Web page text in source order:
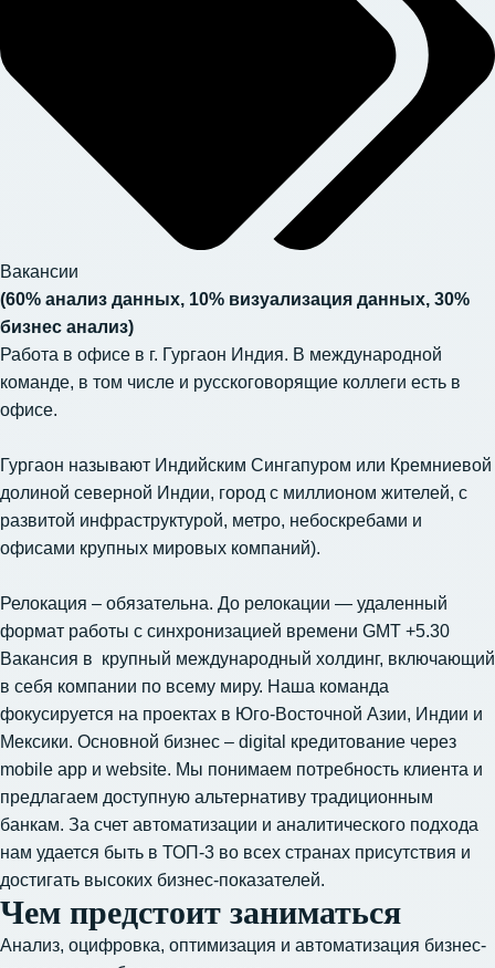
Вакансии
(60% анализ данных, 10% визуализация данных, 30%
бизнес анализ)
Работа в офисе в г. Гургаон Индия. В международной
команде, в том числе и русскоговорящие коллеги есть в
офисе.
Гургаон называют Индийским Сингапуром или Кремниевой
долиной северной Индии, город с миллионом жителей, с
развитой инфраструктурой, метро, небоскребами и
офисами крупных мировых компаний).
Релокация – обязательна. До релокации — удаленный
формат работы с синхронизацией времени GMT +5.30
Вакансия в крупный международный холдинг, включающий
в себя компании по всему миру. Наша команда
фокусируется на проектах в Юго-Восточной Азии, Индии и
Мексики. Основной бизнес – digital кредитование через
mobile app и website. Мы понимаем потребность клиента и
предлагаем доступную альтернативу традиционным
банкам. За счет автоматизации и аналитического подхода
нам удается быть в ТОП-3 во всех странах присутствия и
достигать высоких бизнес-показателей.
Чем предстоит заниматься
Анализ, оцифровка, оптимизация и автоматизация бизнес-